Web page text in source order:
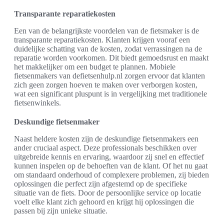
Transparante reparatiekosten
Een van de belangrijkste voordelen van de fietsmaker is de
transparante reparatiekosten. Klanten krijgen vooraf een
duidelijke schatting van de kosten, zodat verrassingen na de
reparatie worden voorkomen. Dit biedt gemoedsrust en maakt
het makkelijker om een budget te plannen. Mobiele
fietsenmakers van defietsenhulp.nl zorgen ervoor dat klanten
zich geen zorgen hoeven te maken over verborgen kosten,
wat een significant pluspunt is in vergelijking met traditionele
fietsenwinkels.
Deskundige fietsenmaker
Naast heldere kosten zijn de deskundige fietsenmakers een
ander cruciaal aspect. Deze professionals beschikken over
uitgebreide kennis en ervaring, waardoor zij snel en effectief
kunnen inspelen op de behoeften van de klant. Of het nu gaat
om standaard onderhoud of complexere problemen, zij bieden
oplossingen die perfect zijn afgestemd op de specifieke
situatie van de fiets. Door de persoonlijke service op locatie
voelt elke klant zich gehoord en krijgt hij oplossingen die
passen bij zijn unieke situatie.